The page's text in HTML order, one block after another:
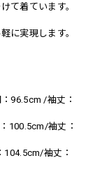
て着ています。
に実現します。
96.5cm /袖丈：
100.5cm/袖丈：
袖丈：